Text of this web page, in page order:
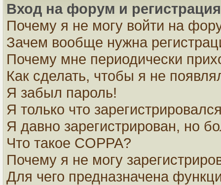
Вход на форум и регистрация
Почему я не могу войти на
Зачем вообще нужна
Почему мне периодически
Как сделать, чтобы я не
Я забыл пароль!
Я только что
Я давно зарегистрирован, но
Что такое COPPA?
Почему я не могу
Для чего предназначена